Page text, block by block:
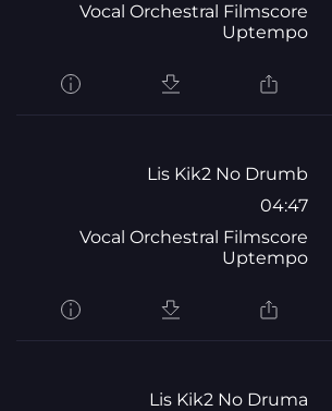
Vocal Orchestral Filmscore
Uptempo
Lis Kik2 No Drumb
04:47
Vocal Orchestral Filmscore
Uptempo
Lis Kik2 No Druma